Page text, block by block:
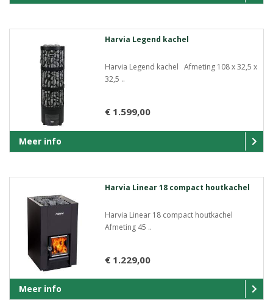
Harvia Legend kachel
Harvia Legend kachel Afmeting 108 x 32,5 x
32,5 ..
€ 1.599,00
Meer info
Harvia Linear 18 compact houtkachel
Harvia Linear 18 compact houtkachel
Afmeting 45 ..
€ 1.229,00
Meer info